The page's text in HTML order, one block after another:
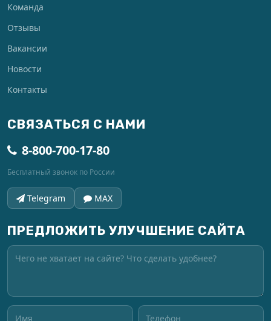
Команда
Отзывы
Вакансии
Новости
Контакты
СВЯЗАТЬСЯ С НАМИ
8-800-700-17-80
Бесплатный звонок по России
Telegram MAX
ПРЕДЛОЖИТЬ УЛУЧШЕНИЕ САЙТА